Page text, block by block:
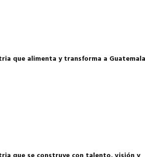
que alimenta y transforma a Guatemala